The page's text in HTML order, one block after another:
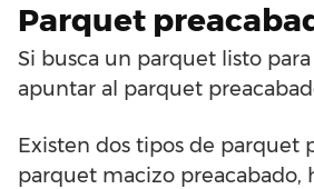
Parquet
Si busca un parquet listo
apuntar al parquet
Existen dos tipos de parquet
parquet macizo preacabado,